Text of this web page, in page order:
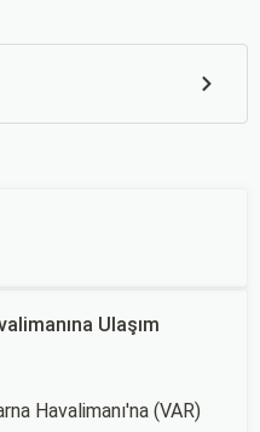
Ulaşım
Havalimanı'na (VAR)